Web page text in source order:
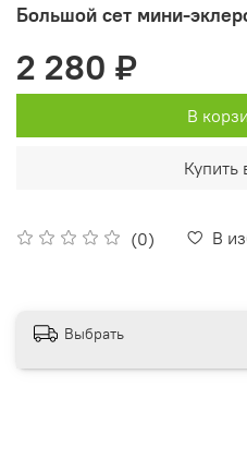
Большой сет мини-
(0) В
2 280 ₽
В
Купить
Выбрать